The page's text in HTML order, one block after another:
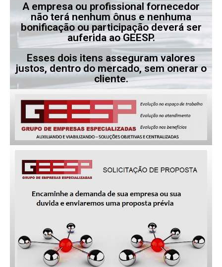
A empresa ou profissional fornecedor
não terá nenhum ônus e nenhuma
bonificação ou participação deverá ser
auferida ao GEESP.
Esses dois itens asseguram valores
justos, dentro do mercado, sem onerar o
cliente.